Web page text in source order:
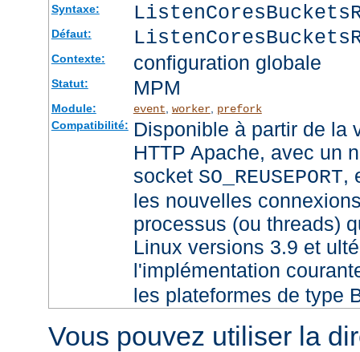
Syntaxe:
Défaut:
Contexte: configuration globale
Statut: MPM
Module: event worker, prefork
Compatibilité: Disponible à partir de la
HTTP Apache, avec un
socket SO_REUSEPORT,
les nouvelles
processus (ou threads)
Linux versions 3.9 et
l'implémentation
les plateformes de type
Vous pouvez utiliser la